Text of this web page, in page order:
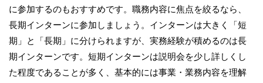
に参加するのもおすすめです。職務内容に焦点を絞るなら、
長期インターンに参加しましょう。インターンは大きく「短
期」と「長期」に分けられますが、実務経験が積めるのは長
期インターンです。短期インターンは説明会を少し詳しくし
た程度であることが多く、基本的には事業・業務内容を理解